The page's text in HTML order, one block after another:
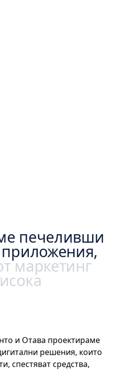
печеливши
маркетинг
и Отава проектираме
решения, които
спестяват средства,